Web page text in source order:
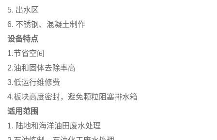
5. 出水区
6. 不锈钢、混凝土制作
设备特点
1.节省空间
2.油和固体去除率高
3.低运行维修费
4.板块高度密封，避免颗粒阻塞排水箱
适用范围
1. 陆地和海洋油田废水处理